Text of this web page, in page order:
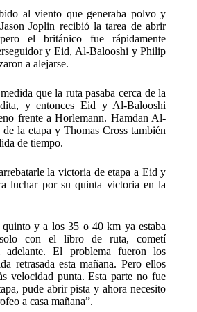
al viento que generaba polvo y
Joplin recibió la tarea de abrir
el británico fue rápidamente
y Eid, Al-Balooshi y Philip
a alejarse.
que la ruta pasaba cerca de la
y entonces Eid y Al-Balooshi
frente a Horlemann. Hamdan Al-
la etapa y Thomas Cross también
de tiempo.
la victoria de etapa a Eid y
luchar por su quinta victoria en la
y a los 35 o 40 km ya estaba
solo con el libro de ruta, cometí
adelante. El problema fueron los
retrasada esta mañana. Pero ellos
velocidad punta. Esta parte no fue
pude abrir pista y ahora necesito
a casa mañana”.